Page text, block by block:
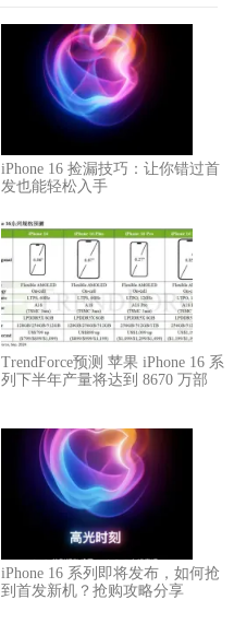
iPhone 16 捡漏技巧：让你错过首
发也能轻松入手
TrendForce预测 苹果 iPhone 16 系
列下半年产量将达到 8670 万部
iPhone 16 系列即将发布，如何抢
到首发新机？抢购攻略分享